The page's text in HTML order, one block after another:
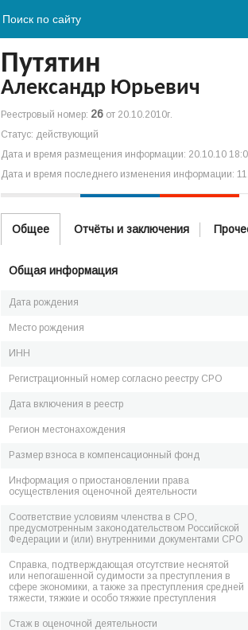
Путятин
Александр Юрьевич
Реестровый номер: 26 от 20.10.2010г.
Статус: действующий
Дата и время размещения информации: 20.10.10
Дата и время последнего изменения информации:
Общее Отчёты и заключения
Общая информация
Дата рождения
Место рождения
ИНН
Регистрационный номер согласно реестру СРО
Дата включения в реестр
Регион местонахождения
Размер взноса в компенсационный фонд
Информация о приостановлении права
осуществления оценочной деятельности
Соответствие условиям членства в СРО,
предусмотренным законодательством Российской
Федерации и (или) внутренними документами СРО
Справка, подтверждающая отсутствие неснятой
или непогашенной судимости за преступления в
сфере экономики, а также за преступления средней
тяжести, тяжкие и особо тяжкие преступления
Стаж в оценочной деятельности